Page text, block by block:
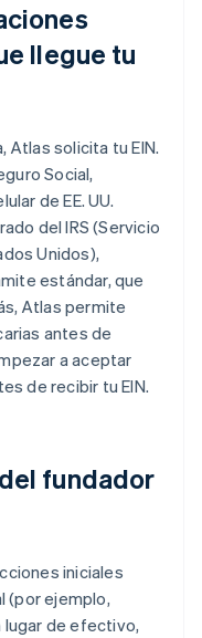
llegue tu
solicita tu EIN.
Social,
de EE. UU.
del IRS (Servicio
Unidos),
estándar, que
Atlas permite
antes de
a aceptar
de recibir tu EIN.
fundador
iniciales
(por ejemplo,
de efectivo,